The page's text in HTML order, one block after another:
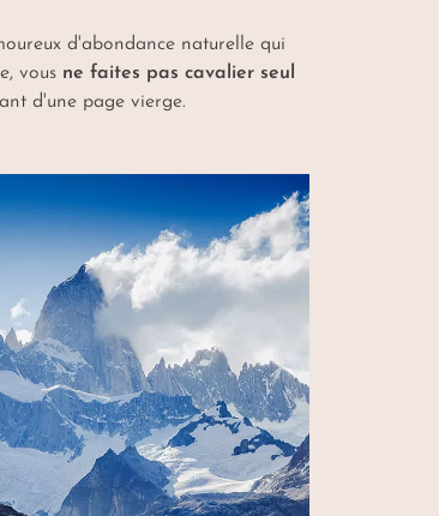
d'abondance naturelle qui
vous ne faites pas cavalier seul
d'une page vierge.